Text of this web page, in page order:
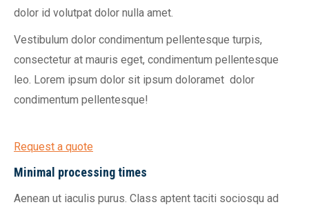
dolor id volutpat dolor nulla amet.
Vestibulum dolor condimentum pellentesque turpis,
consectetur at mauris eget, condimentum pellentesque
leo. Lorem ipsum dolor sit ipsum doloramet dolor
condimentum pellentesque!
Request a quote
Minimal processing times
Aenean ut iaculis purus. Class aptent taciti sociosqu ad